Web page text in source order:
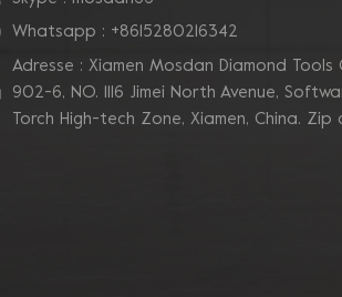
Whatsapp : +8615280216342
Adresse : Xiamen Mosdan Diamond Tools
902-6, NO. 1116 Jimei North Avenue,
Torch High-tech Zone, Xiamen, China. Zip